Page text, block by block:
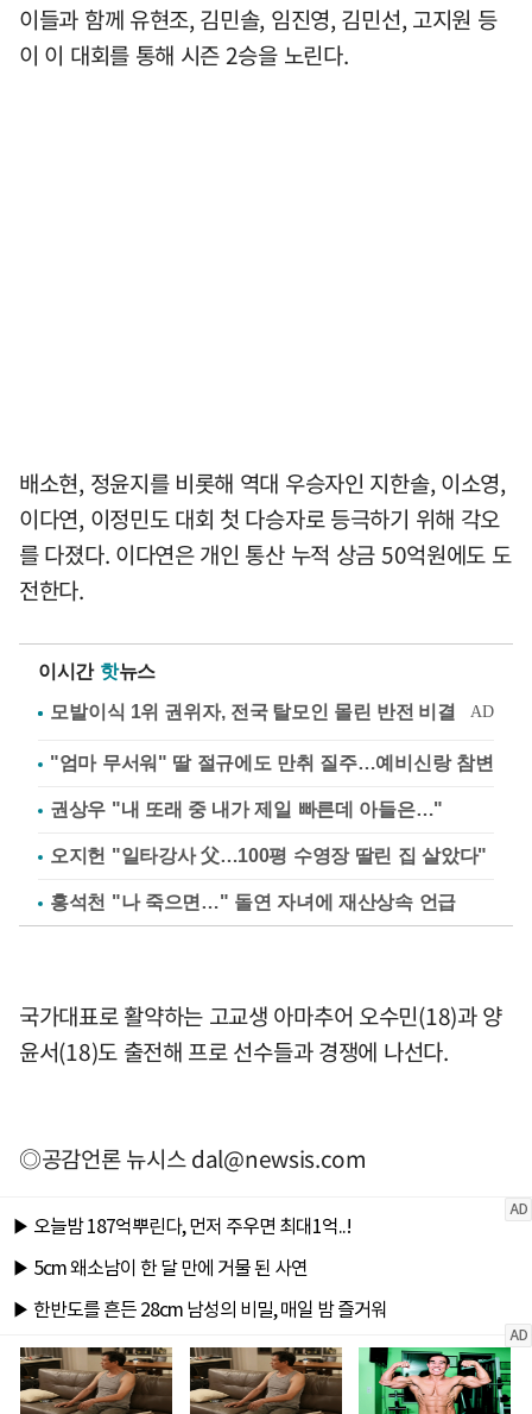
이들과 함께 유현조, 김민솔, 임진영, 김민선, 고지원 등
이 이 대회를 통해 시즌 2승을 노린다.
배소현, 정윤지를 비롯해 역대 우승자인 지한솔, 이소영,
이다연, 이정민도 대회 첫 다승자로 등극하기 위해 각오
를 다졌다. 이다연은 개인 통산 누적 상금 50억원에도 도
전한다.
이시간 핫뉴스
"엄마 무서워" 딸 절규에도 만취 질주…예비신랑 참변
권상우 "내 또래 중 내가 제일 빠른데 아들은…"
오지헌 "일타강사 父…100평 수영장 딸린 집 살았다"
홍석천 "나 죽으면…" 돌연 자녀에 재산상속 언급
국가대표로 활약하는 고교생 아마추어 오수민(18)과 양
윤서(18)도 출전해 프로 선수들과 경쟁에 나선다.
◎공감언론 뉴시스dal@newsis.com